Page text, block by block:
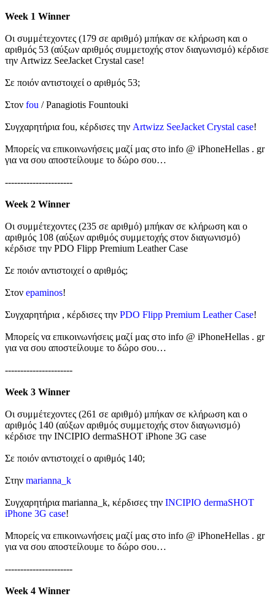
Week 1 Winner
Οι συμμέτεχοντες (179 σε αριθμό) μπήκαν σε κλήρωση και ο
αριθμός 53 (αύξων αριθμός συμμετοχής στον διαγωνισμό) κέρδισε
την Artwizz SeeJacket Crystal case!
Σε ποιόν αντιστοιχεί ο αριθμός 53;
Στον fou / Panagiotis Fountouki
Συγχαρητήρια fou, κέρδισες την Artwizz SeeJacket Crystal case!
Μπορείς να επικοινωνήσεις μαζί μας στο info @ iPhoneHellas . gr
για να σου αποστείλουμε το δώρο σου…
----------------------
Week 2 Winner
Οι συμμέτεχοντες (235 σε αριθμό) μπήκαν σε κλήρωση και ο
αριθμός 108 (αύξων αριθμός συμμετοχής στον διαγωνισμό)
κέρδισε την PDO Flipp Premium Leather Case
Σε ποιόν αντιστοιχεί ο αριθμός;
Στον epaminos!
Συγχαρητήρια , κέρδισες την PDO Flipp Premium Leather Case!
Μπορείς να επικοινωνήσεις μαζί μας στο info @ iPhoneHellas . gr
για να σου αποστείλουμε το δώρο σου…
----------------------
Week 3 Winner
Οι συμμέτεχοντες (261 σε αριθμό) μπήκαν σε κλήρωση και ο
αριθμός 140 (αύξων αριθμός συμμετοχής στον διαγωνισμό)
κέρδισε την INCIPIO dermaSHOT iPhone 3G case
Σε ποιόν αντιστοιχεί ο αριθμός 140;
Στην marianna_k
Συγχαρητήρια marianna_k, κέρδισες την INCIPIO dermaSHOT
iPhone 3G case!
Μπορείς να επικοινωνήσεις μαζί μας στο info @ iPhoneHellas . gr
για να σου αποστείλουμε το δώρο σου…
----------------------
Week 4 Winner